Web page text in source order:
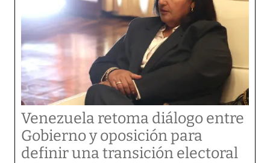
Venezuela retoma diálogo entre
Gobierno y oposición para
definir una transición electoral